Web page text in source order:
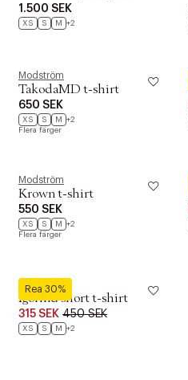
1.500 SEK
XS S M +2
Modström
TakodaMD t-shirt
650 SEK
XS S M
+2
Flera färger
Modström
Krown t-shirt
550 SEK
XS S M
+2
Flera färger
Rea 30%
Modström
Igormd short t-shirt
315 SEK 450 SEK
XS S M +2